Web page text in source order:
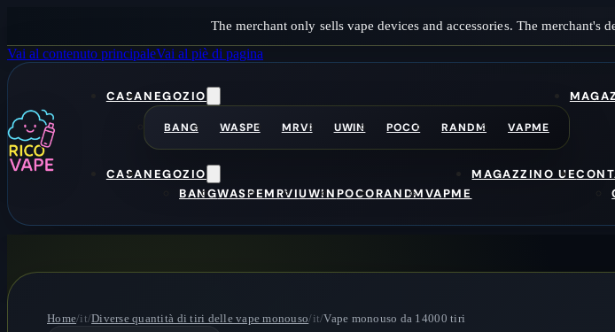
The merchant only sells vape devices and accessories. The merchant's
Vai al contenuto principaleVai al piè di pagina
CASANEGOZIO
BANG WASPE MRVI UWIN POCO RANDM VAPME
CASANEGOZIO
BANGWASPEMRVIUWINPOCORANDMVAPME
MAGAZZINO UE
Home/it/Diverse quantità di tiri delle vape monouso/it/Vape monouso da 14000 tiri